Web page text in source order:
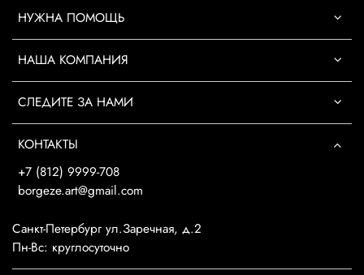
НУЖНА ПОМОЩЬ
НАША КОМПАНИЯ
СЛЕДИТЕ ЗА НАМИ
КОНТАКТЫ
+7 (812) 9999-708
borgeze.art@gmail.com
Санкт-Петербург ул.Заречная, д.2
Пн-Вс: круглосуточно